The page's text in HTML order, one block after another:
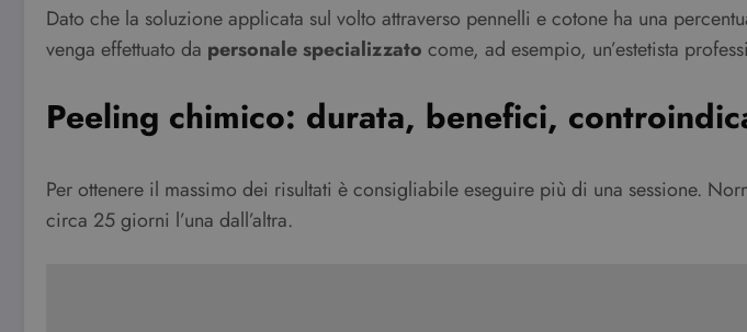
Dato che la soluzione applicata sul volto attraverso pennelli e cotone ha una
venga effettuato da personale specializzato come, ad esempio, un’estetista
Peeling chimico: durata, benefici,
Per ottenere il massimo dei risultati è consigliabile eseguire più di una sessione.
circa 25 giorni l’una dall’altra.